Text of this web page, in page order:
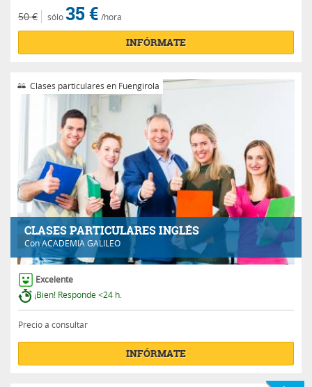
50 € sólo35 € /hora
INFÓRMATE
CLASES PARTICULARES INGLÉS
ConACADEMIA GALILEO
Clases particulares en Fuengirola
Excelente
¡Bien! Responde <24 h.
Precio a consultar
INFÓRMATE